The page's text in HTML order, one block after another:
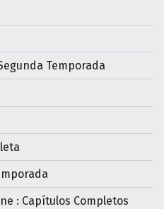
Temporada
: Capítulos Completos